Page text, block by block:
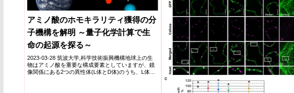
アミノ酸のホモキラリティ獲得の分
子機構を解明 ～量子化学計算で生
命の起源を探る～
2023-03-28 筑波大学,科学技術振興機構地球上の生
物はアミノ酸を重要な構成要素としていますが、鏡
像関係にある2つの異性体(L体とD体)のうち、L体の